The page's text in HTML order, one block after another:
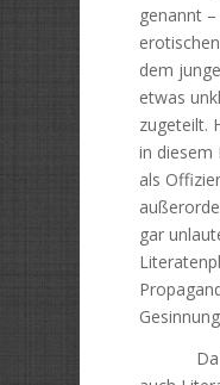
genannt
dem
etwas
zugeteilt.
in diesem
als
gar
Da ist